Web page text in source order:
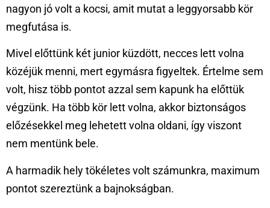
nagyon jó volt a kocsi, amit mutat a leggyorsabb kör
megfutása is.
Mivel előttünk két junior küzdött, necces lett volna
közéjük menni, mert egymásra figyeltek. Értelme sem
volt, hisz több pontot azzal sem kapunk ha előttük
végzünk. Ha több kör lett volna, akkor biztonságos
előzésekkel meg lehetett volna oldani, így viszont
nem mentünk bele.
A harmadik hely tökéletes volt számunkra, maximum
pontot szereztünk a bajnokságban.